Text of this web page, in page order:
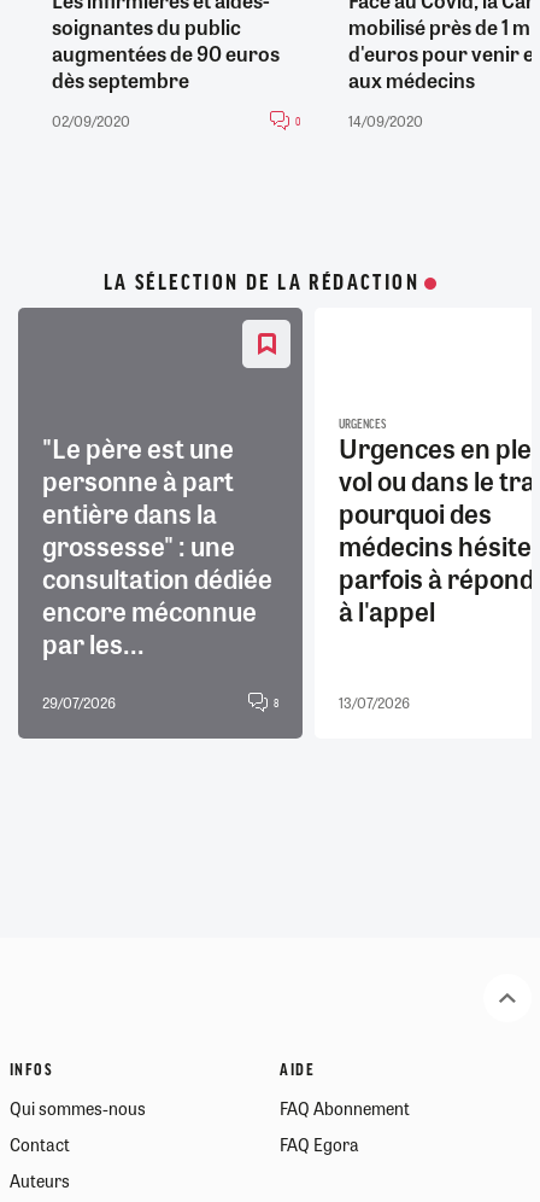
soignantes du public
augmentées de 90 euros
dès septembre
02/09/2020 0
mobilisé près de 1
d'euros pour venir
aux médecins
14/09/2020
LA SÉLECTION DE LA RÉDACTION
"Le père est une
personne à part
entière dans la
grossesse" : une
consultation dédiée
encore méconnue
par les...
29/07/2026 8
URGENCES
Urgences en
vol ou dans le
pourquoi des
médecins
parfois à
à l'appel
13/07/2026
INFOS
Qui sommes-nous
Contact
Auteurs
AIDE
FAQ Abonnement
FAQ Egora